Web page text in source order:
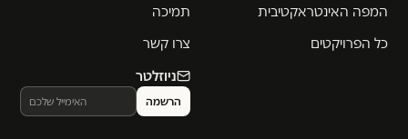
המפה האינטראקטיבית
כל הפרויקטים
תמיכה
צרו קשר
ניוזלטר